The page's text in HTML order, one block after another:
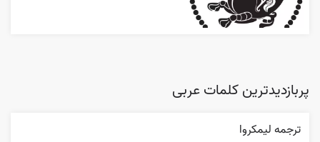
پربازدیدترین کلمات عربی
ترجمه ليمکروا